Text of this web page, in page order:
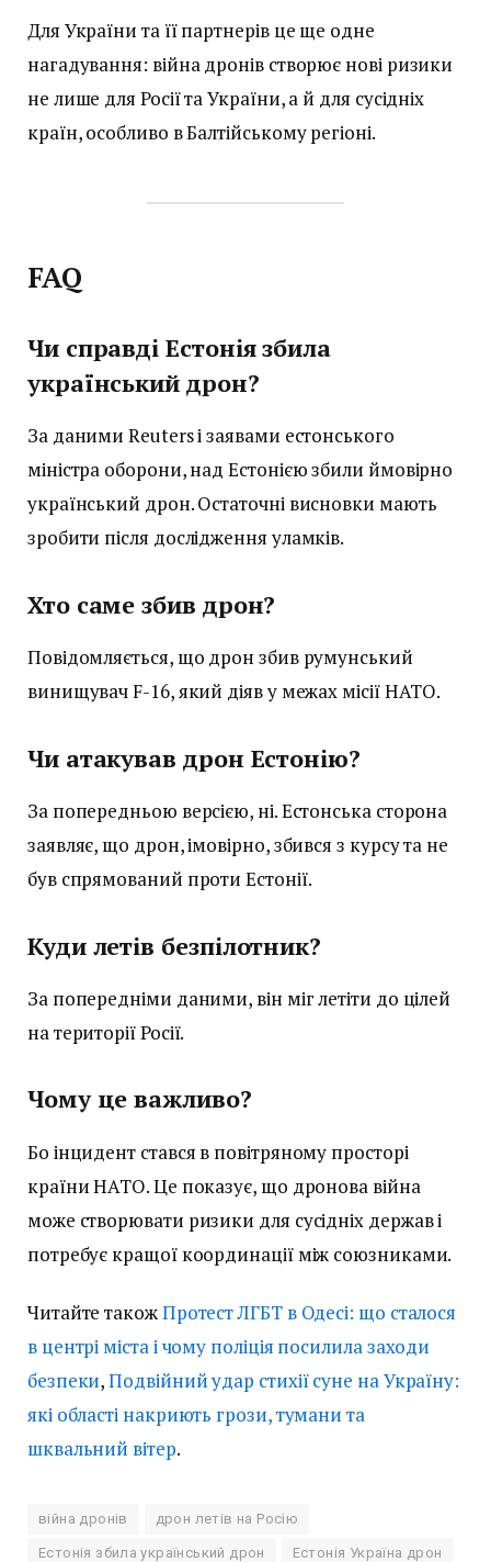
Для України та її партнерів це ще одне
нагадування: війна дронів створює нові ризики
не лише для Росії та України, а й для сусідніх
країн, особливо в Балтійському регіоні.
FAQ
Чи справді Естонія збила
український дрон?
За даними Reuters і заявами естонського
міністра оборони, над Естонією збили ймовірно
український дрон. Остаточні висновки мають
зробити після дослідження уламків.
Хто саме збив дрон?
Повідомляється, що дрон збив румунський
винищувач F-16, який діяв у межах місії НАТО.
Чи атакував дрон Естонію?
За попередньою версією, ні. Естонська сторона
заявляє, що дрон, імовірно, збився з курсу та не
був спрямований проти Естонії.
Куди летів безпілотник?
За попередніми даними, він міг летіти до цілей
на території Росії.
Чому це важливо?
Бо інцидент стався в повітряному просторі
країни НАТО. Це показує, що дронова війна
може створювати ризики для сусідніх держав і
потребує кращої координації між союзниками.
Читайте такожПротест ЛГБТ в Одесі: що сталося
в центрі міста і чому поліція посилила заходи
безпеки,Подвійний удар стихії суне на Україну:
які області накриють грози, тумани та
шквальний вітер.
війна дронів дрон летів на Росію
Естонія збила український дрон Естонія Україна дрон